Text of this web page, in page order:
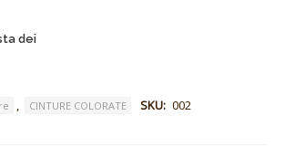
dei
, CINTURE COLORATE SKU: 002